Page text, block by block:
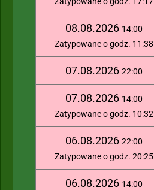
08.08.2026 14:00
Zatypowane o godz. 11:38
07.08.2026 22:00
07.08.2026 14:00
Zatypowane o godz. 10:32
06.08.2026 22:00
Zatypowane o godz. 20:25
06.08.2026 14:00